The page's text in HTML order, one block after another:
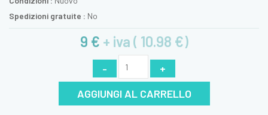
Spedizioni gratuite : No
9 € + iva ( 10.98 €)
-
+
AGGIUNGI AL CARRELLO